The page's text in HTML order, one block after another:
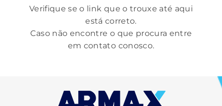
Verifique se o link que o trouxe até aqui
está correto.
Caso não encontre o que procura entre
em contato conosco.